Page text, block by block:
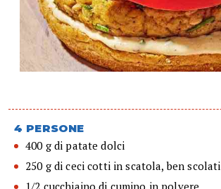
4 PERSONE
400 g di patate dolci
250 g di ceci cotti in scatola, ben scolati
1/2 cucchiaino di cumino in polvere